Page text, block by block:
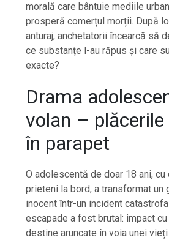
morală care bântuie mediile
prosperă comerțul morții. După
anturaj, anchetatorii încearcă să
ce substanțe l-au răpus și care
exacte?
Drama
volan –
în parapet
O adolescentă de doar 18 ani, cu
prieteni la bord, a transformat un
inocent într-un incident
escapade a fost brutal: impact
destine aruncate în voia unei